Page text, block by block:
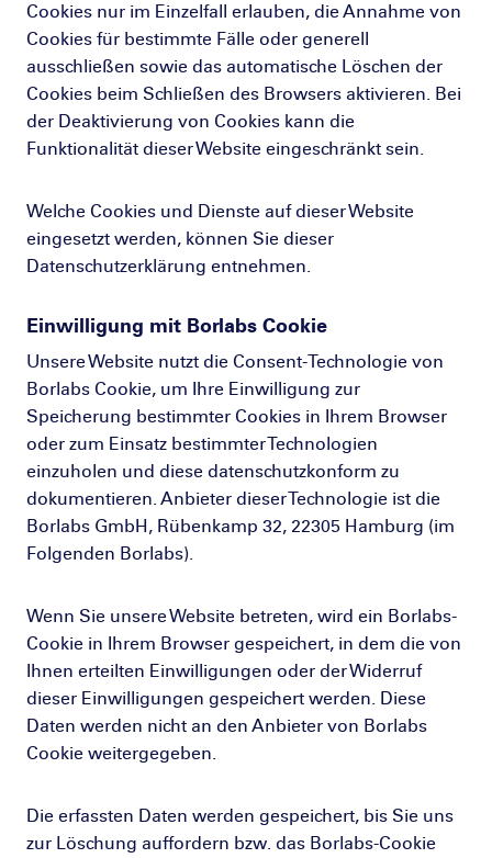
Cookies nur im Einzelfall erlauben, die Annahme von
Cookies für bestimmte Fälle oder generell
ausschließen sowie das automatische Löschen der
Cookies beim Schließen des Browsers aktivieren. Bei
der Deaktivierung von Cookies kann die
Funktionalität dieser Website eingeschränkt sein.
Welche Cookies und Dienste auf dieser Website
eingesetzt werden, können Sie dieser
Datenschutzerklärung entnehmen.
Einwilligung mit Borlabs Cookie
Unsere Website nutzt die Consent-Technologie von
Borlabs Cookie, um Ihre Einwilligung zur
Speicherung bestimmter Cookies in Ihrem Browser
oder zum Einsatz bestimmter Technologien
einzuholen und diese datenschutzkonform zu
dokumentieren. Anbieter dieser Technologie ist die
Borlabs GmbH, Rübenkamp 32, 22305 Hamburg (im
Folgenden Borlabs).
Wenn Sie unsere Website betreten, wird ein Borlabs-
Cookie in Ihrem Browser gespeichert, in dem die von
Ihnen erteilten Einwilligungen oder der Widerruf
dieser Einwilligungen gespeichert werden. Diese
Daten werden nicht an den Anbieter von Borlabs
Cookie weitergegeben.
Die erfassten Daten werden gespeichert, bis Sie uns
zur Löschung auffordern bzw. das Borlabs-Cookie